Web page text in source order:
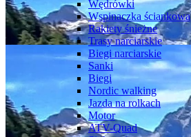
Wędrówki
Wspinaczka ściankowa
Rakiety śnieżne
Trasy narciarskie
Biegi narciarskie
Sanki
Biegi
Nordic walking
Jazda na rolkach
Motor
ATV-Quad